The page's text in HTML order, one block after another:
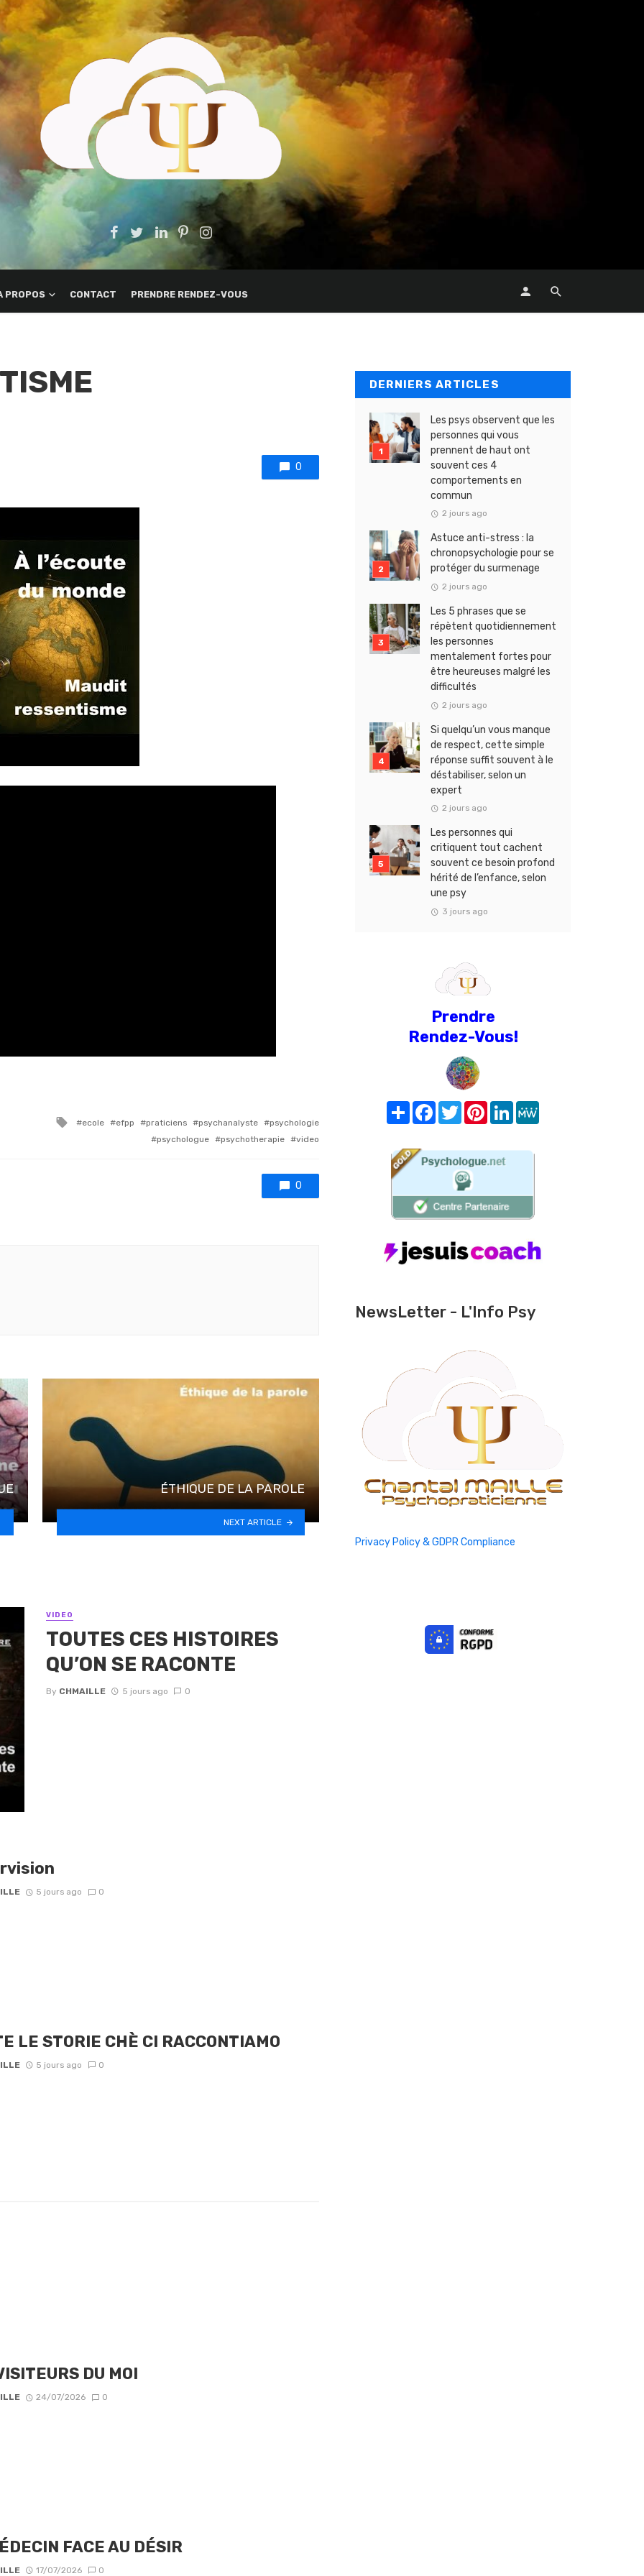
PROPOS CONTACT PRENDRE RENDEZ-VOUS
0
Tagged with
ecole efpp praticiens psychanalyste
psychologie
psychologue
psychotherapie video
0
ÉTHIQUE DE LA PAROLE
NEXT ARTICLE
VIDEO
TOUTES CES HISTOIRES
QU’ON SE RACONTE
By CHMAILLE 5 jours ago 0
5 jours ago 0
LE STORIE CHÈ CI RACCONTIAMO
5 jours ago 0
DU MOI
24/07/2026 0
FACE AU DÉSIR
17/07/2026 0
DERNIERS ARTICLES
Les psys observent que les
personnes qui vous
prennent de haut ont
souvent ces 4
comportements en
commun
2 jours ago
Astuce anti-stress : la
chronopsychologie pour se
protéger du surmenage
2 jours ago
Les 5 phrases que se
répètent quotidiennement
les personnes
mentalement fortes pour
être heureuses malgré les
difficultés
2 jours ago
Si quelqu’un vous manque
de respect, cette simple
réponse suffit souvent à le
déstabiliser, selon un
expert
2 jours ago
Les personnes qui
critiquent tout cachent
souvent ce besoin profond
hérité de l’enfance, selon
une psy
3 jours ago
Prendre
Rendez-Vous!
Share FacebookTwitterPinterest
LinkedIn
NewsLetter - L'Info Psy
Privacy Policy & GDPR Compliance